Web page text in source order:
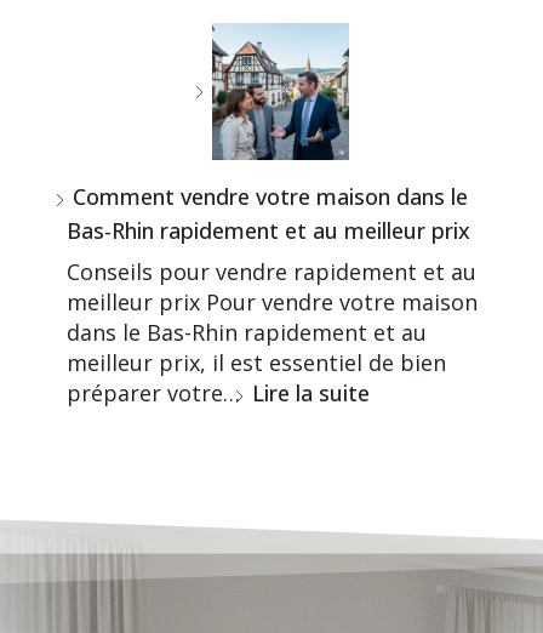
Comment vendre votre maison dans le
Bas-Rhin rapidement et au meilleur prix
Conseils pour vendre rapidement et au
meilleur prix Pour vendre votre maison
dans le Bas-Rhin rapidement et au
meilleur prix, il est essentiel de bien
préparer votre… Lire la suite